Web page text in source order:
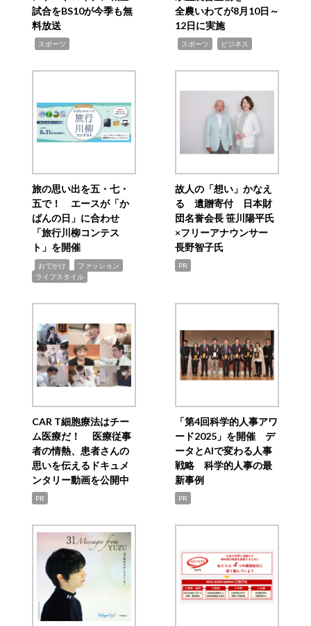
試合をBS10が今季も無
料放送
スポーツ
全農いわてが8月10日～
12日に実施
スポーツ ビジネス
旅の思い出を五・七・
五で！ エースが「か
ばんの日」に合わせ
「旅行川柳コンテス
ト」を開催
おでかけ ファッション
ライフスタイル
故人の「想い」かなえ
る 遺贈寄付 日本財
団名誉会長 笹川陽平氏
×フリーアナウンサー
長野智子氏
PR
CAR T細胞療法はチー
ム医療だ！ 医療従事
者の情熱、患者さんの
思いを伝えるドキュメ
ンタリー動画を公開中
PR
「第4回科学的人事アワ
ード2025」を開催 デ
ータとAIで変わる人事
戦略 科学的人事の最
新事例
PR